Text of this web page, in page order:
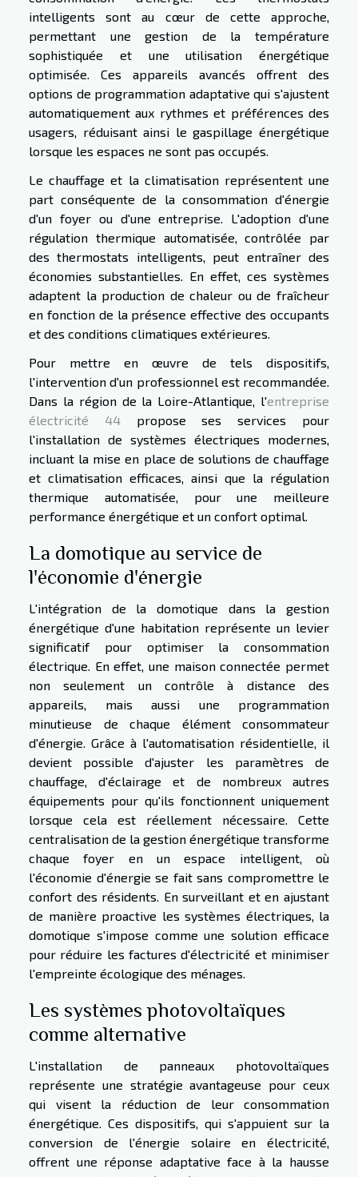
intelligents sont au cœur de cette approche,
permettant une gestion de la température
sophistiquée et une utilisation énergétique
optimisée. Ces appareils avancés offrent des
options de programmation adaptative qui s'ajustent
automatiquement aux rythmes et préférences des
usagers, réduisant ainsi le gaspillage énergétique
lorsque les espaces ne sont pas occupés.
Le chauffage et la climatisation représentent une
part conséquente de la consommation d'énergie
d'un foyer ou d'une entreprise. L'adoption d'une
régulation thermique automatisée, contrôlée par
des thermostats intelligents, peut entraîner des
économies substantielles. En effet, ces systèmes
adaptent la production de chaleur ou de fraîcheur
en fonction de la présence effective des occupants
et des conditions climatiques extérieures.
Pour mettre en œuvre de tels dispositifs,
l'intervention d'un professionnel est recommandée.
Dans la région de la Loire-Atlantique, l'entreprise
électricité 44propose ses services pour
l'installation de systèmes électriques modernes,
incluant la mise en place de solutions de chauffage
et climatisation efficaces, ainsi que la régulation
thermique automatisée, pour une meilleure
performance énergétique et un confort optimal.
La domotique au service de
l'économie d'énergie
L'intégration de la domotique dans la gestion
énergétique d'une habitation représente un levier
significatif pour optimiser la consommation
électrique. En effet, une maison connectée permet
non seulement un contrôle à distance des
appareils, mais aussi une programmation
minutieuse de chaque élément consommateur
d'énergie. Grâce à l'automatisation résidentielle, il
devient possible d'ajuster les paramètres de
chauffage, d'éclairage et de nombreux autres
équipements pour qu'ils fonctionnent uniquement
lorsque cela est réellement nécessaire. Cette
centralisation de la gestion énergétique transforme
chaque foyer en un espace intelligent, où
l'économie d'énergie se fait sans compromettre le
confort des résidents. En surveillant et en ajustant
de manière proactive les systèmes électriques, la
domotique s'impose comme une solution efficace
pour réduire les factures d'électricité et minimiser
l'empreinte écologique des ménages.
Les systèmes photovoltaïques
comme alternative
L'installation de panneaux photovoltaïques
représente une stratégie avantageuse pour ceux
qui visent la réduction de leur consommation
énergétique. Ces dispositifs, qui s'appuient sur la
conversion de l'énergie solaire en électricité,
offrent une réponse adaptative face à la hausse